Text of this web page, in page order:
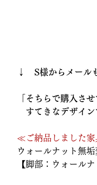
↓　S様からメール
「そちらで購入さ
すてきなデザイン
≪ご納品しました
ウォールナット無
【脚部：ウォール